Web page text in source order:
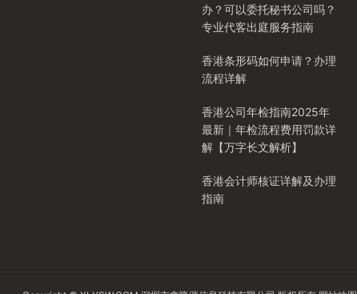
办？可以委托秘书公司吗？
专业代客出庭服务指南
香港条形码如何申请？办理
流程详解
香港公司年检指南2025年
最新｜年检流程费用罚款详
解【万字长文解析】
香港会计师核证详解及办理
指南